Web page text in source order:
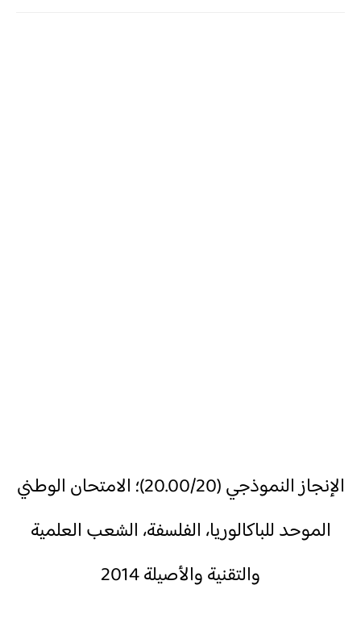
الإنجاز النموذجي (20.00/20)؛ الامتحان الوطني
الموحد للباكالوريا، الفلسفة، الشعب العلمية
والتقنية والأصيلة 2014